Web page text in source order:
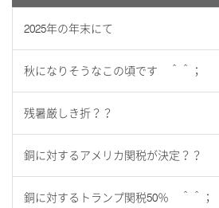
2025年の年末にて
秋になりそうなこの頃です ＾＾；
残暑厳しき折？？
銅に対するアメリカ関税が決定？？
銅に対するトランプ関税50％ ＾＾；